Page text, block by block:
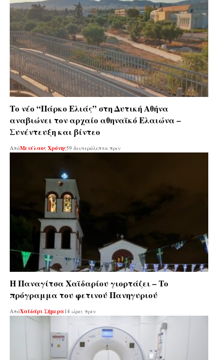
Το νέο “Πάρκο Ελιάς” στη Δυτική Αθήνα
αναβιώνει τον αρχαίο αθηναϊκό Ελαιώνα –
Συνέντευξη και βίντεο
ΑπόΜενέλαος Χρόνης59 δευτερόλεπτα πριν
Η Παναγίτσα Χαϊδαρίου γιορτάζει – Το
πρόγραμμα του φετινού Πανηγυριού
ΑπόΧαϊδάρι Σήμερα 14 ώρες πριν